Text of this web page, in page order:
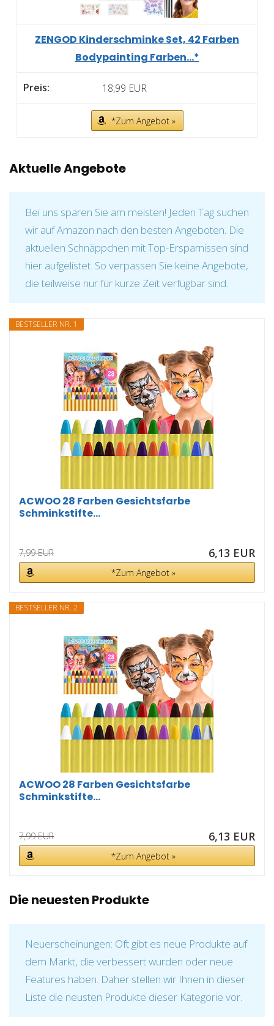
ZENGOD Kinderschminke Set, 42 Farben
Bodypainting Farben...*
18,99 EUR
*Zum Angebot »
Aktuelle Angebote
Bei uns sparen Sie am meisten! Jeden Tag suchen
wir auf Amazon nach den besten Angeboten. Die
aktuellen Schnäppchen mit Top-Ersparnissen sind
hier aufgelistet. So verpassen Sie keine Angebote,
die teilweise nur für kurze Zeit verfügbar sind.
BESTSELLER NR. 1
ACWOO 28 Farben Gesichtsfarbe
Schminkstifte...
7,99 EUR 6,13 EUR
*Zum Angebot »
BESTSELLER NR. 2
ACWOO 28 Farben Gesichtsfarbe
Schminkstifte...
7,99 EUR 6,13 EUR
*Zum Angebot »
Die neuesten Produkte
Neuerscheinungen: Oft gibt es neue Produkte auf
dem Markt, die verbessert wurden oder neue
Features haben. Daher stellen wir Ihnen in dieser
Liste die neusten Produkte dieser Kategorie vor.